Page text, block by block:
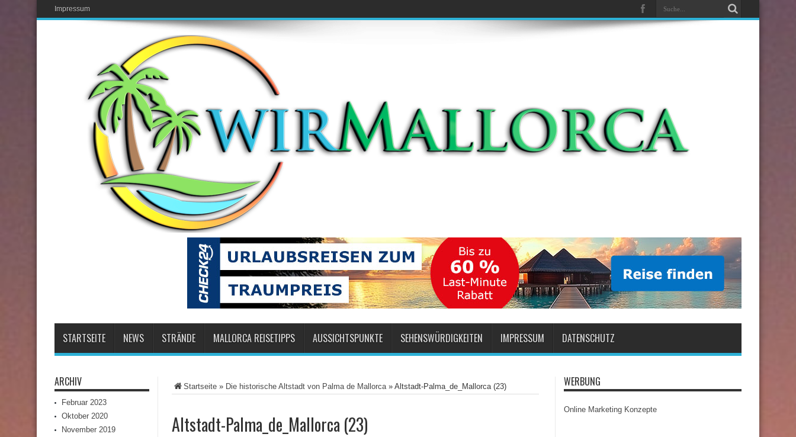
Impressum
STARTSEITE NEWS STRÄNDE MALLORCA REISETIPPS AUSSICHTSPUNKTE SEHENSWÜRDIGKEITEN IMPRESSUM DATENSCHUTZ
Startseite » Die historische Altstadt von Palma de Mallorca» Altstadt-Palma_de_Mallorca (23)
Altstadt-Palma_de_Mallorca (23)
ARCHIV
Februar 2023
Oktober 2020
November 2019
WERBUNG
Online Marketing Konzepte